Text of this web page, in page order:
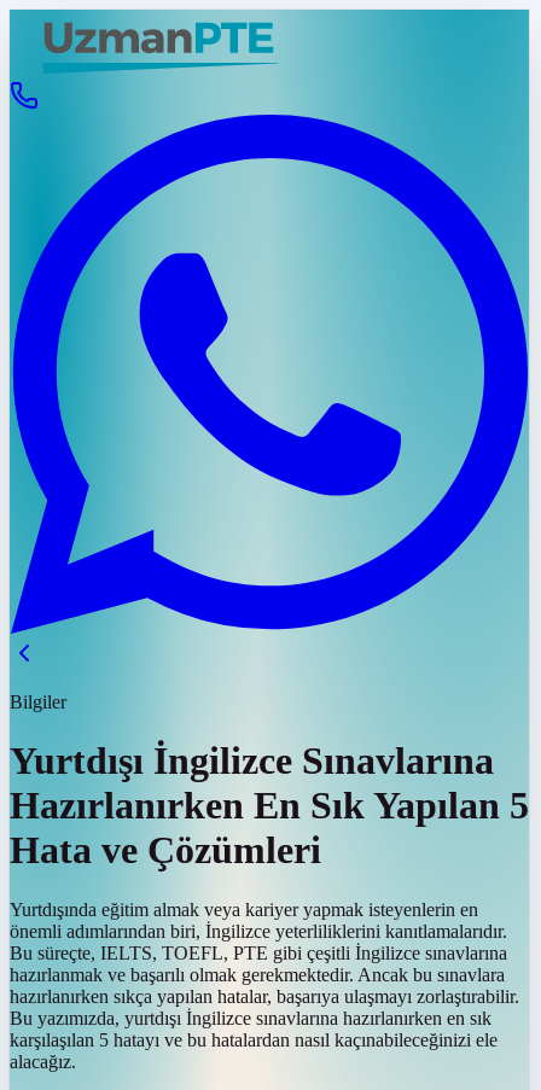
Bilgiler
Yurtdışı İngilizce Sınavlarına
Hazırlanırken En Sık Yapılan 5
Hata ve Çözümleri
Yurtdışında eğitim almak veya kariyer yapmak isteyenlerin en
önemli adımlarından biri, İngilizce yeterliliklerini kanıtlamalarıdır.
Bu süreçte, IELTS, TOEFL, PTE gibi çeşitli İngilizce sınavlarına
hazırlanmak ve başarılı olmak gerekmektedir. Ancak bu sınavlara
hazırlanırken sıkça yapılan hatalar, başarıya ulaşmayı zorlaştırabilir.
Bu yazımızda, yurtdışı İngilizce sınavlarına hazırlanırken en sık
karşılaşılan 5 hatayı ve bu hatalardan nasıl kaçınabileceğinizi ele
alacağız.